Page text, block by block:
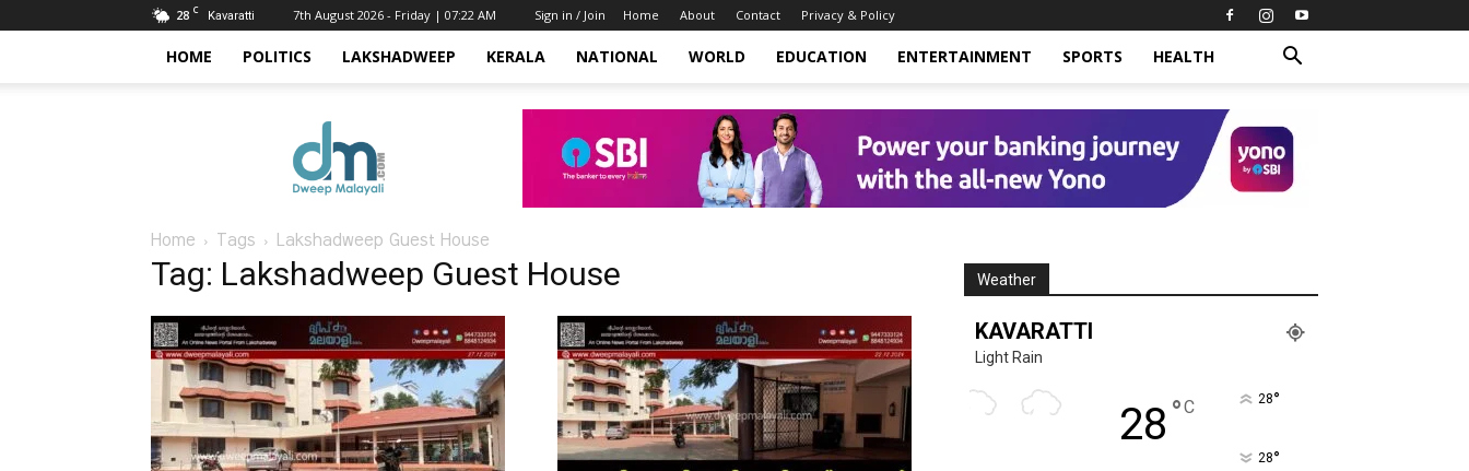
28 C Kavaratti 7th August 2026 - Friday | 07:22 AM Sign in / Join Home About Contact Privacy & Policy
HOME POLITICS LAKSHADWEEP KERALA NATIONAL WORLD EDUCATION ENTERTAINMENT SPORTS HEALTH
Home Tags Lakshadweep Guest House
Tag: Lakshadweep Guest House Weather
KAVARATTI
Light Rain
28 °C 28°
28°